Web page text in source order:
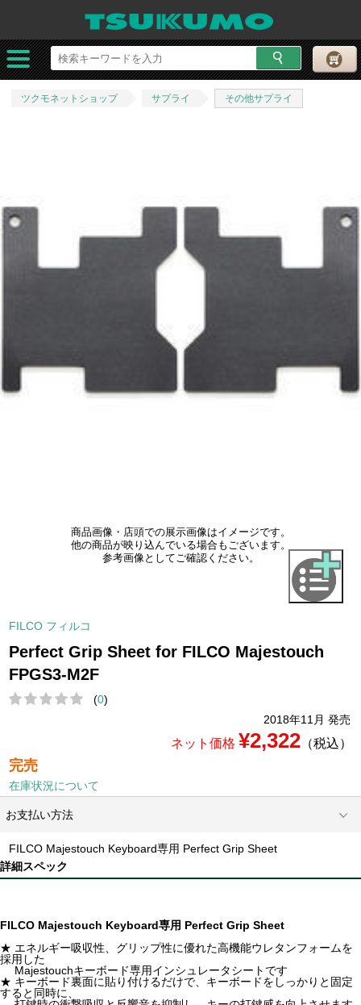
ツクモネットショップ サプライ その他サプライ
商品画像・店頭での展示画像はイメージです。
他の商品が映り込んでいる場合もございます。
参考画像としてご確認ください。
FILCO フィルコ
Perfect Grip Sheet for FILCO Majestouch
FPGS3-M2F
(0)
2018年11月 発売
ネット価格 ¥2,322（税込）
完売
在庫状況について
お支払い方法
FILCO Majestouch Keyboard専用 Perfect Grip Sheet
詳細スペック
FILCO Majestouch Keyboard専用 Perfect Grip Sheet
★ エネルギー吸収性、グリップ性に優れた高機能ウレタンフォームを
採用した
Majestouchキーボード専用インシュレータシートです
★ キーボード裏面に貼り付けるだけで、キーボードをしっかりと固定
すると同時に、